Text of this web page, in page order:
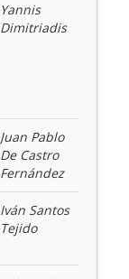
Yannis
Dimitriadis
Juan Pablo
De Castro
Fernández
Iván Santos
Tejido